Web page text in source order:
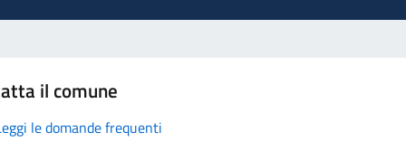
il comune
le domande frequenti